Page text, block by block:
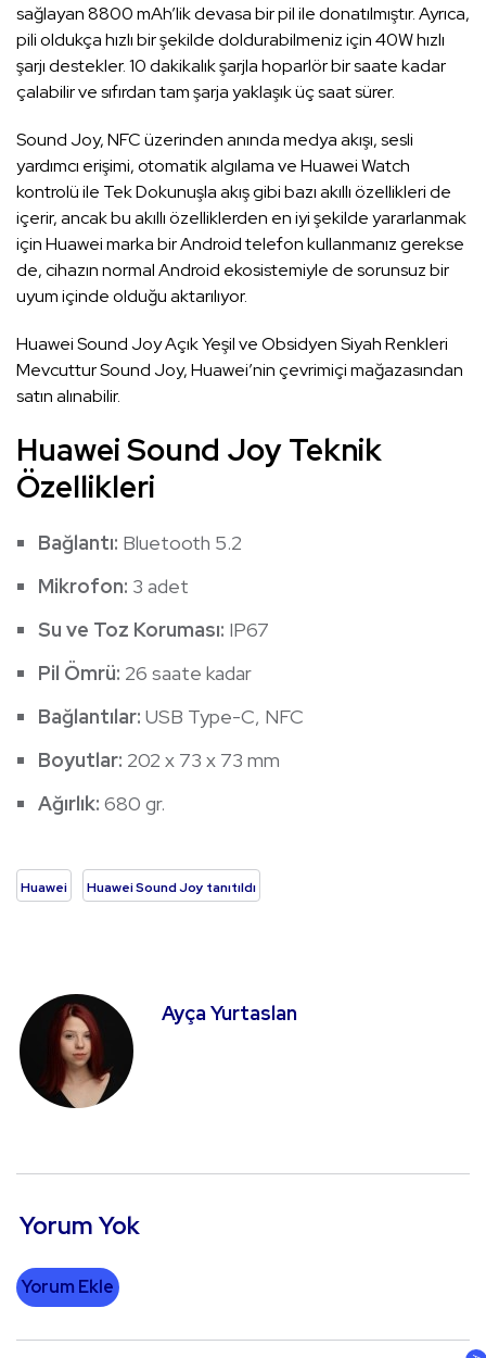
sağlayan 8800 mAh’lik devasa bir pil ile donatılmıştır. Ayrıca,
pili oldukça hızlı bir şekilde doldurabilmeniz için 40W hızlı
şarjı destekler. 10 dakikalık şarjla hoparlör bir saate kadar
çalabilir ve sıfırdan tam şarja yaklaşık üç saat sürer.
Sound Joy, NFC üzerinden anında medya akışı, sesli
yardımcı erişimi, otomatik algılama ve Huawei Watch
kontrolü ile Tek Dokunuşla akış gibi bazı akıllı özellikleri de
içerir, ancak bu akıllı özelliklerden en iyi şekilde yararlanmak
için Huawei marka bir Android telefon kullanmanız gerekse
de, cihazın normal Android ekosistemiyle de sorunsuz bir
uyum içinde olduğu aktarılıyor.
Huawei Sound Joy Açık Yeşil ve Obsidyen Siyah Renkleri
Mevcuttur Sound Joy, Huawei’nin çevrimiçi mağazasından
satın alınabilir.
Huawei Sound Joy Teknik
Özellikleri
Bağlantı: Bluetooth 5.2
Mikrofon: 3 adet
Su ve Toz Koruması: IP67
Pil Ömrü: 26 saate kadar
Bağlantılar:​ USB Type-C, NFC
Boyutlar: 202 x 73 x 73 mm
Ağırlık: 680 gr.
Huawei Huawei Sound Joy tanıtıldı
Ayça Yurtaslan
Yorum Yok
Yorum Ekle